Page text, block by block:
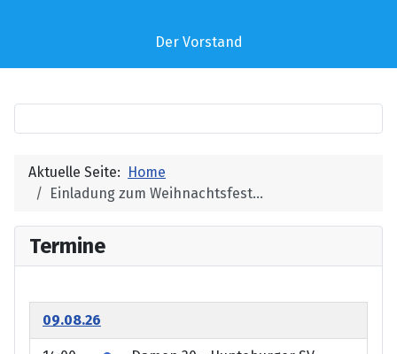
Der Vorstand
Aktuelle Seite: Home
Einladung zum Weihnachtsfest...
Termine
09.08.26